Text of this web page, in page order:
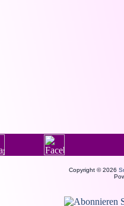
Copyright © 2026